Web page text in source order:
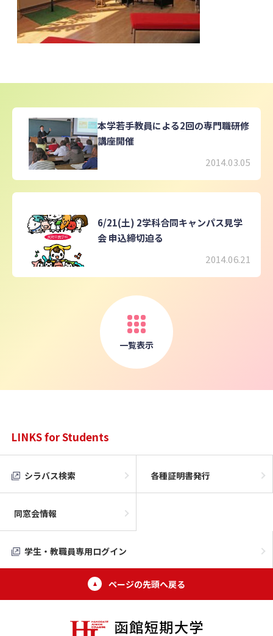
本学若手教員による2回の専門職研修
講座開催
2014.03.05
6/21(土) 2学科合同キャンパス見学
会 申込締切迫る
2014.06.21
一覧表示
LINKS for Students
シラバス検索 各種証明書発行
同窓会情報
学生・教職員専用ログイン
ページの先頭へ戻る